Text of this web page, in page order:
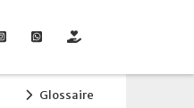
Glossaire